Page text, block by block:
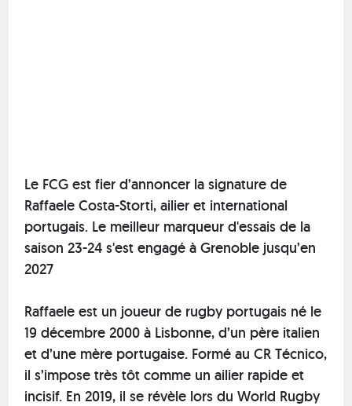
Le FCG est fier d’annoncer la signature de
Raffaele Costa-Storti, ailier et international
portugais. Le meilleur marqueur d'essais de la
saison 23-24 s'est engagé à Grenoble jusqu’en
2027
Raffaele est un joueur de rugby portugais né le
19 décembre 2000 à Lisbonne, d’un père italien
et d’une mère portugaise. Formé au CR Técnico,
il s’impose très tôt comme un ailier rapide et
incisif. En 2019, il se révèle lors du World Rugby